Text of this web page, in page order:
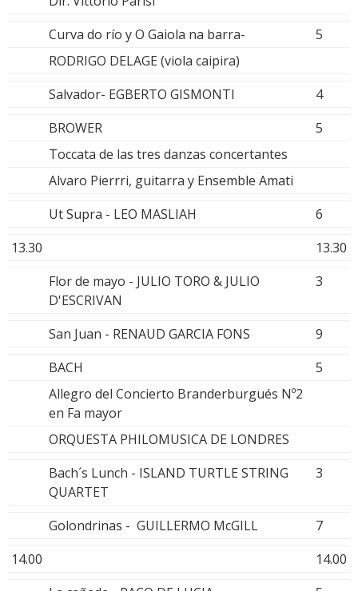
Curva do río y O Gaiola na barra-
5
RODRIGO DELAGE (viola caipira)
Salvador- EGBERTO GISMONTI
4
BROWER
5
Toccata de las tres danzas concertantes
Alvaro Pierrri, guitarra y Ensemble Amati
Ut Supra - LEO MASLIAH
6
13.30
13.30
Flor de mayo - JULIO TORO & JULIO
D'ESCRIVAN
3
San Juan - RENAUD GARCIA FONS
9
BACH
5
Allegro del Concierto Branderburgués Nº2
en Fa mayor
ORQUESTA PHILOMUSICA DE LONDRES
Bach´s Lunch - ISLAND TURTLE STRING
QUARTET
3
Golondrinas - GUILLERMO McGILL
7
14.00
14.00